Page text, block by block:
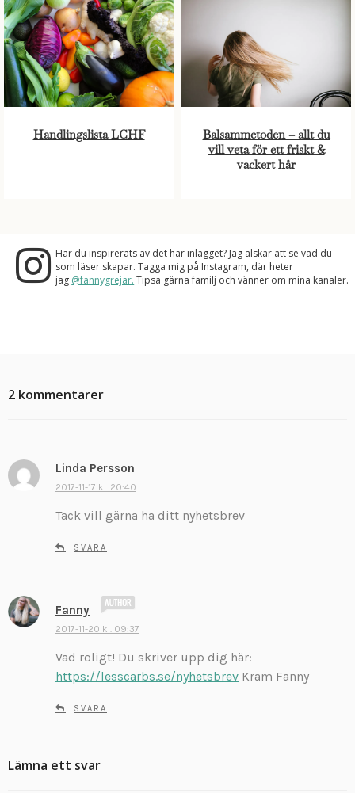
Handlingslista LCHF
Balsammetoden – allt du
vill veta för ett friskt &
vackert hår
Har du inspirerats av det här inlägget? Jag älskar att se vad du
som läser skapar. Tagga mig på Instagram, där heter
jag @fannygrejar. Tipsa gärna familj och vänner om mina kanaler.
2 kommentarer
Linda Persson
k
i
2017-11-17 kl. 20:40
Tack vill gärna ha ditt nyhetsbrev
SVARA
Fanny
v
2017-11-20 kl. 09:37
Vad roligt! Du skriver upp dig här:
https://lesscarbs.se/nyhetsbrev Kram Fanny
SVARA
Lämna ett svar